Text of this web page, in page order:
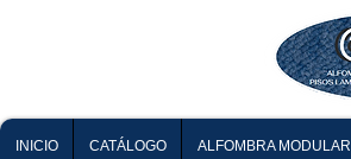
INICIO CATÁLOGO ALFOMBRA MODULAR